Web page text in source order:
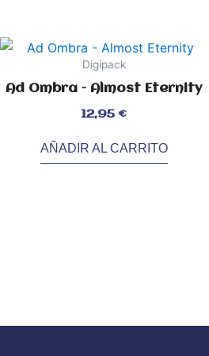
Digipack
Ad Ombra – Almost Eternity
12,95€
AÑADIR AL CARRITO